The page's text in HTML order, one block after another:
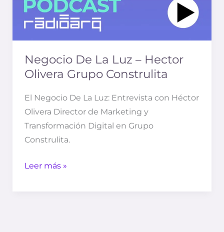
Negocio De La Luz – Hector
Olivera Grupo Construlita
El Negocio De La Luz​: Entrevista con Héctor
Olivera Director de Marketing y
Transformación Digital en Grupo
Construlita.
Leer más »